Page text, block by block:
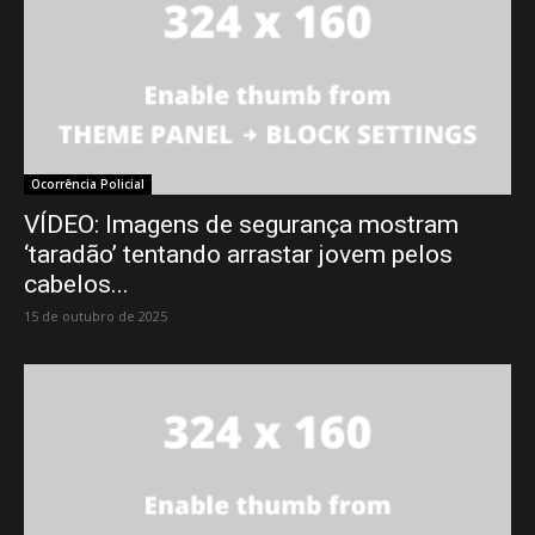
Ocorrência Policial
VÍDEO: Imagens de segurança mostram
‘taradão’ tentando arrastar jovem pelos
cabelos...
15 de outubro de 2025